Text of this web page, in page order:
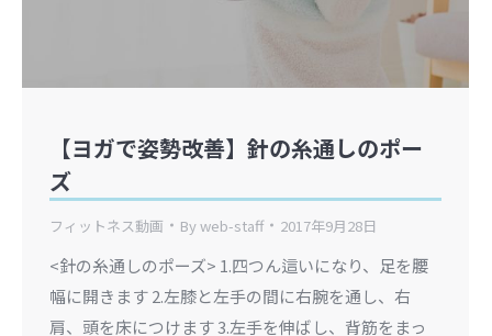
【ヨガで姿勢改善】針の糸通しのポー
ズ
フィットネス動画 Byweb-staff 2017年9月28日
<針の糸通しのポーズ> 1.四つん這いになり、足を腰
幅に開きます 2.左膝と左手の間に右腕を通し、右
肩、頭を床につけます 3.左手を伸ばし、背筋をまっ